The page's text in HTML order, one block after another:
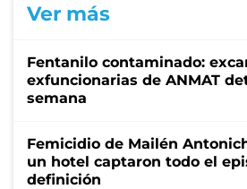
Ver más
Fentanilo contaminado:
exfuncionarias de ANMAT
semana
Femicidio de Mailén
un hotel captaron todo el
definición